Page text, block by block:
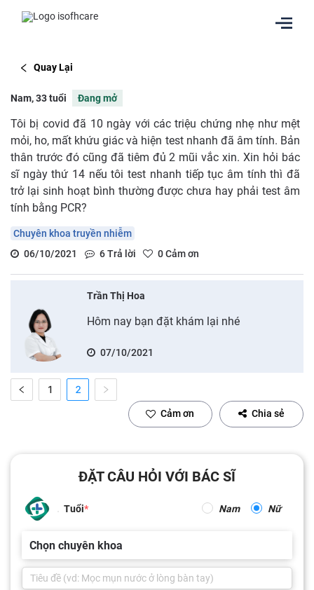
Quay Lại
Nam, 33 tuổi Đang mở
Tôi bị covid đã 10 ngày với các triệu chứng nhẹ như mệt
mỏi, ho, mất khứu giác và hiện test nhanh đã âm tính. Bản
thân trước đó cũng đã tiêm đủ 2 mũi vắc xin. Xin hỏi bác
sĩ ngày thứ 14 nếu tôi test nhanh tiếp tục âm tính thì đã
trở lại sinh hoạt bình thường được chưa hay phải test âm
tính bằng PCR?
Chuyên khoa truyền nhiễm
06/10/2021
6Trả lời 0Cảm ơn
Trần Thị Hoa
Hôm nay bạn đặt khám lại nhé
07/10/2021
1 2
Cảm ơn Chia sẻ
ĐẶT CÂU HỎI VỚI BÁC SĨ
Tuổi Nam Nữ
Chọn chuyên khoa